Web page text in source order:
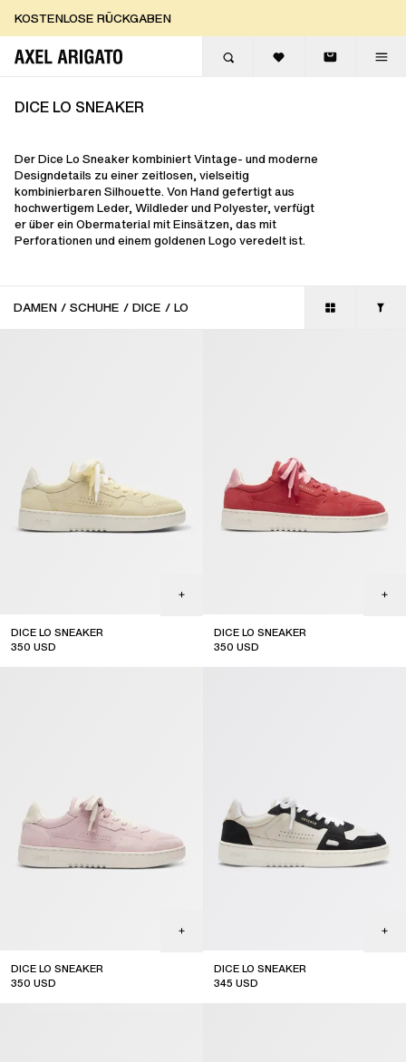
Zum Inhalt springen
KOSTENLOSE RÜCKGABEN
KOSTENLOSE EXPRESSLIEFERUNG
DICE LO SNEAKER
Der Dice Lo Sneaker kombiniert Vintage- und moderne
Designdetails zu einer zeitlosen, vielseitig
kombinierbaren Silhouette. Von Hand gefertigt aus
hochwertigem Leder, Wildleder und Polyester, verfügt
er über ein Obermaterial mit Einsätzen, das mit
Perforationen und einem goldenen Logo veredelt ist.
DAMEN / SCHUHE / DICE / LO
DICE LO SNEAKER
350 USD
DICE LO SNEAKER
350 USD
DICE LO SNEAKER
350 USD
DICE LO SNEAKER
345 USD